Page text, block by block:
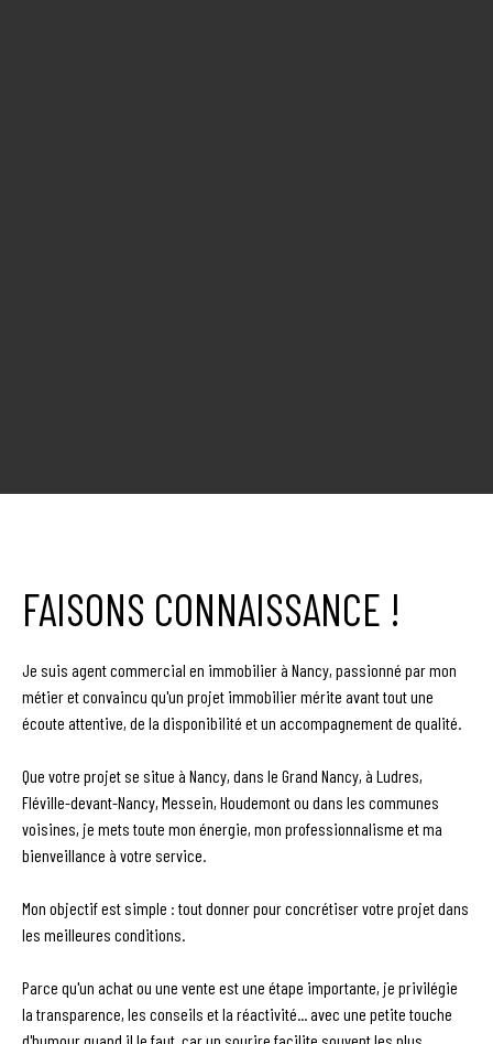
FAISONS CONNAISSANCE !
Je suis agent commercial en immobilier à Nancy, passionné par mon
métier et convaincu qu'un projet immobilier mérite avant tout une
écoute attentive, de la disponibilité et un accompagnement de qualité.
Que votre projet se situe à Nancy, dans le Grand Nancy, à Ludres,
Fléville-devant-Nancy, Messein, Houdemont ou dans les communes
voisines, je mets toute mon énergie, mon professionnalisme et ma
bienveillance à votre service.
Mon objectif est simple : tout donner pour concrétiser votre projet dans
les meilleures conditions.
Parce qu'un achat ou une vente est une étape importante, je privilégie
la transparence, les conseils et la réactivité... avec une petite touche